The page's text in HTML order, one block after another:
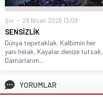
Şiir 29 Nisan 2026 13:09
SENSİZLİK
Dünya tepetaklak, Kalbimin her
yanı helak, Kayalar denize tutsak,
Damarlarım...
YORUMLAR